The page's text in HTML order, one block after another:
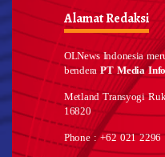
Alamat Redaksi
OLNews Indonesia
benderaPT Media
Metland Transyogi
16820
Phone : +62 021 2296